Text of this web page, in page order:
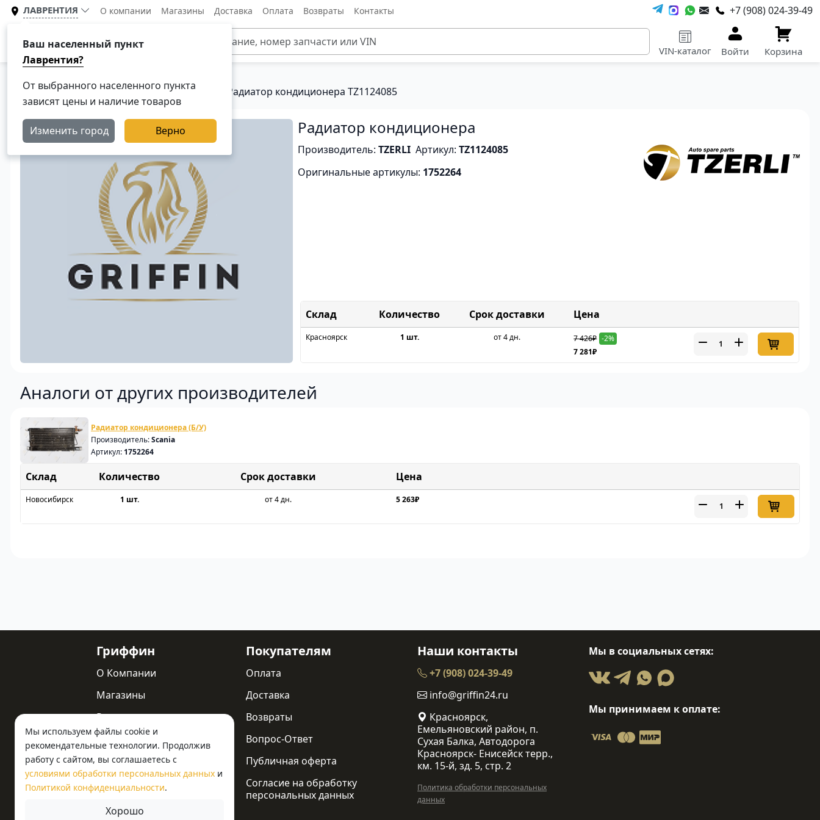
ЛАВРЕНТИЯ
Ваш населенный пункт
Лаврентия?
От выбранного населенного пункта
зависят цены и наличие товаров
Изменить город Верно
О компании Магазины Доставка Оплата Возвраты Контакты +7 (908) 024-39-49
Каталог
VIN-каталог Войти Корзина
Главная Каталог Система охлаждения Радиатор кондиционера TZ1124085
Радиатор кондиционера
Производитель:TZERLI Артикул:TZ1124085
Оригинальные артикулы: 1752264
Склад Срок доставки Цена
Красноярск 1 шт. от 4 дн. 7 426₽ -2%
7 281₽
Аналоги от других производителей
Радиатор кондиционера (Б/У)
Производитель:Scania
Артикул: 1752264
Склад Срок доставки Цена
Новосибирск 1 шт. от 4 дн. 5 263₽
Мы используем файлы cookie и
рекомендательные технологии. Продолжив
работу с сайтом, вы соглашаетесь с
условиями обработки персональных данных и
Политикой конфиденциальности.
Хорошо
Гриффин
О Компании
Магазины
Реквизиты
Статьи
Новости
Контакты
Покупателям
Оплата
Доставка
Возвраты
Вопрос-Ответ
Публичная оферта
Согласие на обработку
персональных данных
Наши контакты
+7 (908) 024-39-49
info@griffin24.ru
Красноярск,
Емельяновский район, п.
Сухая Балка, Автодорога
Красноярск- Енисейск терр.,
км. 15-й, зд. 5, стр. 2
Политика обработки персональных
данных
Мы в социальных сетях:
Мы принимаем к оплате: